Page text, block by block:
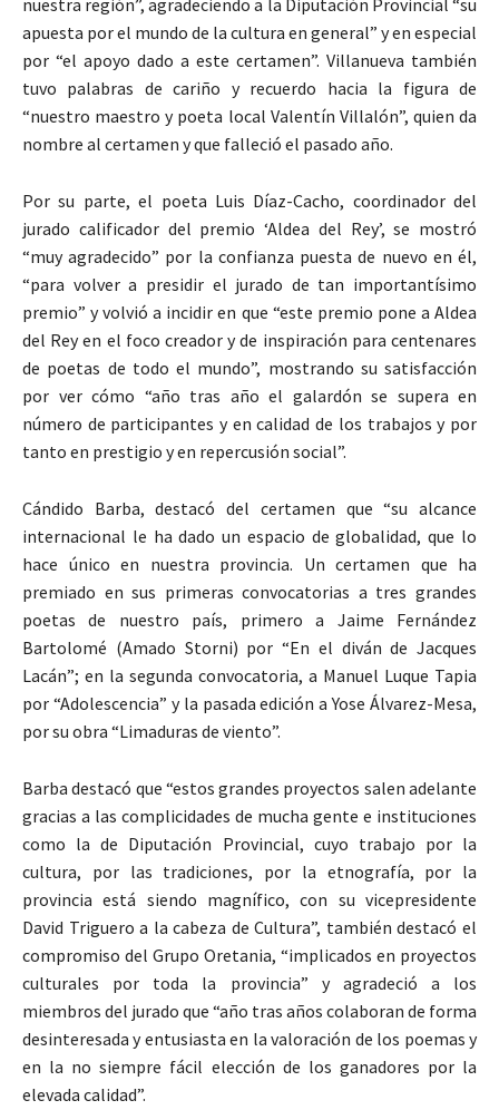
apuesta por el mundo de la cultura en general” y en especial
por “el apoyo dado a este certamen”. Villanueva también
tuvo palabras de cariño y recuerdo hacia la figura de
“nuestro maestro y poeta local Valentín Villalón”, quien da
nombre al certamen y que falleció el pasado año.
Por su parte, el poeta Luis Díaz-Cacho, coordinador del
jurado calificador del premio ‘Aldea del Rey’, se mostró
“muy agradecido” por la confianza puesta de nuevo en él,
“para volver a presidir el jurado de tan importantísimo
premio” y volvió a incidir en que “este premio pone a Aldea
del Rey en el foco creador y de inspiración para centenares
de poetas de todo el mundo”, mostrando su satisfacción
por ver cómo “año tras año el galardón se supera en
número de participantes y en calidad de los trabajos y por
tanto en prestigio y en repercusión social”.
Cándido Barba, destacó del certamen que “su alcance
internacional le ha dado un espacio de globalidad, que lo
hace único en nuestra provincia. Un certamen que ha
premiado en sus primeras convocatorias a tres grandes
poetas de nuestro país, primero a Jaime Fernández
Bartolomé (Amado Storni) por “En el diván de Jacques
Lacán”; en la segunda convocatoria, a Manuel Luque Tapia
por “Adolescencia” y la pasada edición a Yose Álvarez-Mesa,
por su obra “Limaduras de viento”.
Barba destacó que “estos grandes proyectos salen adelante
gracias a las complicidades de mucha gente e instituciones
como la de Diputación Provincial, cuyo trabajo por la
cultura, por las tradiciones, por la etnografía, por la
provincia está siendo magnífico, con su vicepresidente
David Triguero a la cabeza de Cultura”, también destacó el
compromiso del Grupo Oretania, “implicados en proyectos
culturales por toda la provincia” y agradeció a los
miembros del jurado que “año tras años colaboran de forma
desinteresada y entusiasta en la valoración de los poemas y
en la no siempre fácil elección de los ganadores por la
elevada calidad”.